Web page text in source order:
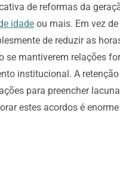
de reformas da
idade ou mais. Em vez
de reduzir as
se mantiverem relações
institucional. A
para preencher
estes acordos é